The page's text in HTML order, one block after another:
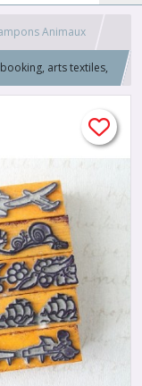
Animaux
arts textiles,